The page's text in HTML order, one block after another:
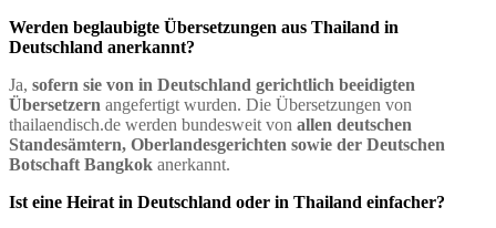
Werden beglaubigte Übersetzungen aus Thailand in
Deutschland anerkannt?
Ja, sofern sie von in Deutschland gerichtlich beeidigten
Übersetzern angefertigt wurden. Die Übersetzungen von
thailaendisch.de werden bundesweit von allen deutschen
Standesämtern, Oberlandesgerichten sowie der Deutschen
Botschaft Bangkok anerkannt.
Ist eine Heirat in Deutschland oder in Thailand einfacher?